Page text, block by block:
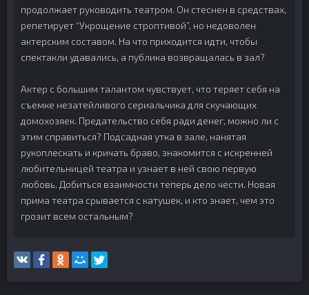
продолжает руководить театром. Он стеснен в средствах,
репетирует “Укрощение строптивой”, но недоволен
актерским составом. На что приходится идти, чтобы
спектакли удавались, а публика возвращалась в зал?
Актер с большим талантом чувствует, что теряет себя на
съемке незатейливого сериальчика для скучающих
домохозяек. Предательство себя ради денег, можно ли с
этим справиться? Подсадная утка в зале, нанятая
рукоплескать и кричать браво, знакомится с искренней
любительницей театра и узнает в ней свою первую
любовь. Добиться взаимности теперь дело чести. Новая
прима театра срывается с катушек, и кто знает, чем это
грозит всем остальным?